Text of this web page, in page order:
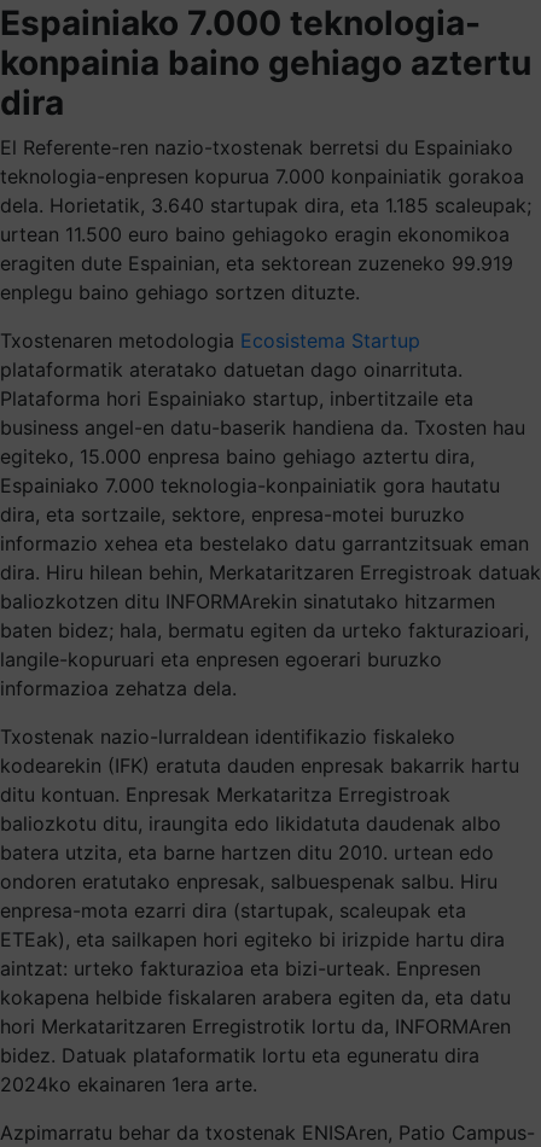
Espainiako 7.000 teknologia-
konpainia baino gehiago aztertu
dira
El Referente-ren nazio-txostenak berretsi du Espainiako
teknologia-enpresen kopurua 7.000 konpainiatik gorakoa
dela. Horietatik, 3.640 startupak dira, eta 1.185 scaleupak;
urtean 11.500 euro baino gehiagoko eragin ekonomikoa
eragiten dute Espainian, eta sektorean zuzeneko 99.919
enplegu baino gehiago sortzen dituzte.
Txostenaren metodologia Ecosistema Startup
plataformatik ateratako datuetan dago oinarrituta.
Plataforma hori Espainiako startup, inbertitzaile eta
business angel-en datu-baserik handiena da. Txosten hau
egiteko, 15.000 enpresa baino gehiago aztertu dira,
Espainiako 7.000 teknologia-konpainiatik gora hautatu
dira, eta sortzaile, sektore, enpresa-motei buruzko
informazio xehea eta bestelako datu garrantzitsuak eman
dira. Hiru hilean behin, Merkataritzaren Erregistroak datuak
baliozkotzen ditu INFORMArekin sinatutako hitzarmen
baten bidez; hala, bermatu egiten da urteko fakturazioari,
langile-kopuruari eta enpresen egoerari buruzko
informazioa zehatza dela.
Txostenak nazio-lurraldean identifikazio fiskaleko
kodearekin (IFK) eratuta dauden enpresak bakarrik hartu
ditu kontuan. Enpresak Merkataritza Erregistroak
baliozkotu ditu, iraungita edo likidatuta daudenak albo
batera utzita, eta barne hartzen ditu 2010. urtean edo
ondoren eratutako enpresak, salbuespenak salbu. Hiru
enpresa-mota ezarri dira (startupak, scaleupak eta
ETEak), eta sailkapen hori egiteko bi irizpide hartu dira
aintzat: urteko fakturazioa eta bizi-urteak. Enpresen
kokapena helbide fiskalaren arabera egiten da, eta datu
hori Merkataritzaren Erregistrotik lortu da, INFORMAren
bidez. Datuak plataformatik lortu eta eguneratu dira
2024ko ekainaren 1era arte.
Azpimarratu behar da txostenak ENISAren, Patio Campus-